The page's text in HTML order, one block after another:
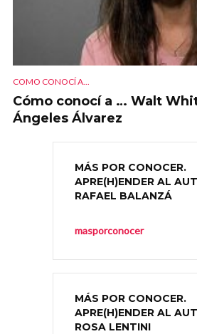
COMO CONOCÍ A...
Cómo conocí a … Walt
Ángeles Álvarez
MÁS POR CONOCER.
APRE(H)ENDER AL
RAFAEL BALANZÁ
masporconocer
MÁS POR CONOCER.
APRE(H)ENDER AL
ROSA LENTINI